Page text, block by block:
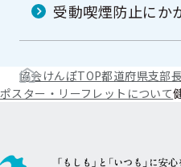
受動喫煙防止にか
協会けんぽTOP都道府県支部
ポスター・リーフレットについて